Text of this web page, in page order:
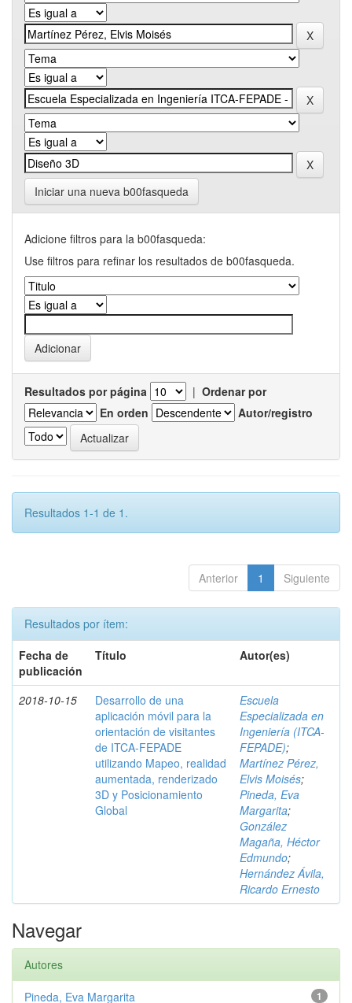
Iniciar una nueva b00fasqueda
Adicione filtros para la b00fasqueda:
Use filtros para refinar los resultados de b00fasqueda.
Resultados por página | Ordenar por
En orden
Autor/registro
Resultados 1-1 de 1.
Anterior 1 Siguiente
Resultados por ítem:
Fecha de
publicación
Título Autor(es)
2018-10-15
Desarrollo de una
aplicación móvil para la
orientación de visitantes
de ITCA-FEPADE
utilizando Mapeo, realidad
aumentada, renderizado
3D y Posicionamiento
Global
Escuela
Especializada en
Ingeniería (ITCA-
FEPADE);
Martínez Pérez,
Elvis Moisés;
Pineda, Eva
Margarita;
González
Magaña, Héctor
Edmundo;
Hernández Ávila,
Ricardo Ernesto
Navegar
Autores
1
Pineda, Eva Margarita